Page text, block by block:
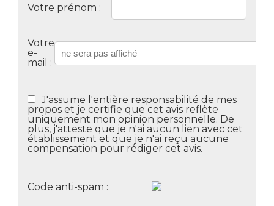
Votre prénom :
Votre
e-
mail :
J'assume l'entière responsabilité de mes
propos et je certifie que cet avis reflète
uniquement mon opinion personnelle. De
plus, j'atteste que je n'ai aucun lien avec cet
établissement et que je n'ai reçu aucune
compensation pour rédiger cet avis.
Code anti-spam :